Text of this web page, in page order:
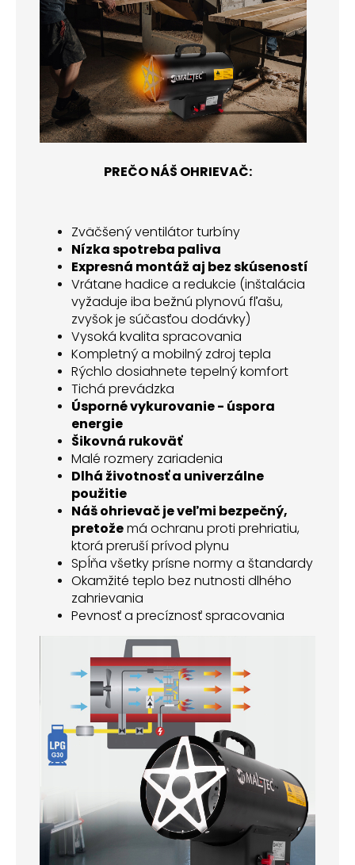
PREČO NÁŠ OHRIEVAČ:
Zväčšený ventilátor turbíny
Nízka spotreba paliva
Expresná montáž aj bez skúseností
Vrátane hadice a redukcie (inštalácia
vyžaduje iba bežnú plynovú fľašu,
zvyšok je súčasťou dodávky)
Vysoká kvalita spracovania
Kompletný a mobilný zdroj tepla
Rýchlo dosiahnete tepelný komfort
Tichá prevádzka
Úsporné vykurovanie - úspora
energie
Šikovná rukoväť
Malé rozmery zariadenia
Dlhá životnosť a univerzálne
použitie
Náš ohrievač je veľmi bezpečný,
pretožemá ochranu proti prehriatiu,
ktorá preruší prívod plynu
Spĺňa všetky prísne normy a štandardy
Okamžité teplo bez nutnosti dlhého
zahrievania
Pevnosť a precíznosť spracovania